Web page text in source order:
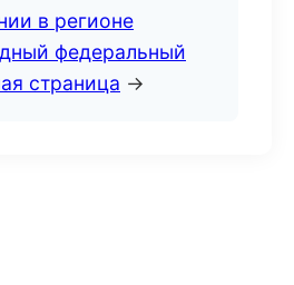
в регионе
федеральный
страница →